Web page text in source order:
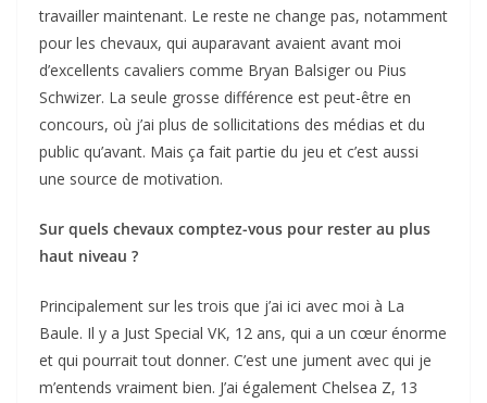
travailler maintenant. Le reste ne change pas, notamment
pour les chevaux, qui auparavant avaient avant moi
d’excellents cavaliers comme Bryan Balsiger ou Pius
Schwizer. La seule grosse différence est peut-être en
concours, où j’ai plus de sollicitations des médias et du
public qu’avant. Mais ça fait partie du jeu et c’est aussi
une source de motivation.
Sur quels chevaux comptez-vous pour rester au plus
haut niveau ?
Principalement sur les trois que j’ai ici avec moi à La
Baule. Il y a Just Special VK, 12 ans, qui a un cœur énorme
et qui pourrait tout donner. C’est une jument avec qui je
m’entends vraiment bien. J’ai également Chelsea Z, 13